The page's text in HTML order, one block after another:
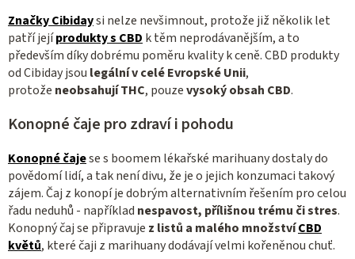
Značky Cibidaysi nelze nevšimnout, protože již několik let
patří jejíprodukty s CBD k těm neprodávanějším, a to
především díky dobrému poměru kvality k ceně. CBD produkty
od Cibiday jsou legálnív celé Evropské Unii,
protože neobsahují THC, pouzevysoký obsah CBD.
Konopné čaje pro zdraví i pohodu
Konopné čajese s boomem lékařské marihuany dostaly do
povědomí lidí, a tak není divu, že je o jejich konzumaci takový
zájem. Čaj z konopí je dobrým alternativním řešením pro celou
řadu neduhů - například nespavost, přílišnou trému či stres.
Konopný čaj se připravuje z listů a malého množstvíCBD
květů, které čaji z marihuany dodávají velmi kořeněnou chuť.